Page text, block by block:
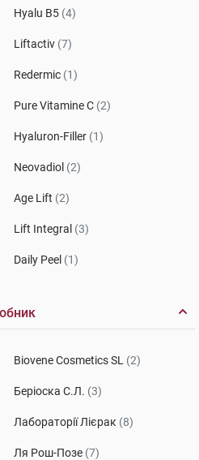
Hyalu B5 (4)
Liftactiv (7)
Redermic (1)
Pure Vitamine C (2)
Hyaluron-Filler (1)
Neovadiol (2)
Age Lift (2)
Lift Integral (3)
Daily Peel (1)
Nuxuriance Ultra
Biovene Cosmetics SL (2)
Беріоска С.Л. (3)
Лабораторії Лієрак (8)
Ля Рош-Позе (7)